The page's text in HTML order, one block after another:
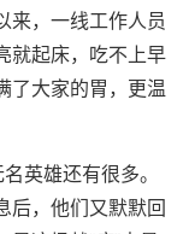
来，一线工作人员
就起床，吃不上早
了大家的胃，更温
英雄还有很多。
后，他们又默默回